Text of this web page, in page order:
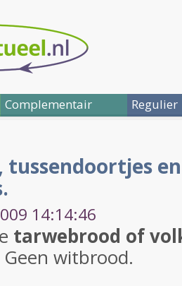
Complementair Regulier
tussendoortjes
14:14:46
tarwebrood of
Geen witbrood.